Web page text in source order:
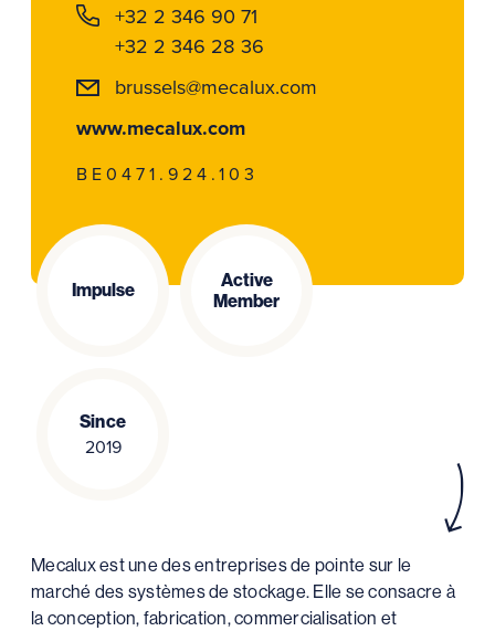
+32 2 346 90 71
+32 2 346 28 36
brussels@mecalux.com
www.mecalux.com
BE0471.924.103
Impulse
Active
Member
Since
2019
Mecalux est une des entreprises de pointe sur le
marché des systèmes de stockage. Elle se consacre à
la conception, fabrication, commercialisation et